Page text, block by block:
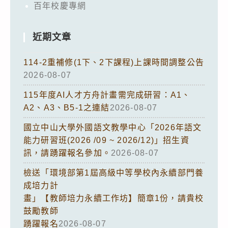
百年校慶專網
近期文章
114-2重補修(1下、2下課程)上課時間調整公告
2026-08-07
115年度AI人才方舟計畫需完成研習：A1、
A2、A3、B5-1之連結2026-08-07
國立中山大學外國語文教學中心「2026年語文
能力研習班(2026 /09 ~ 2026/12)」招生資
訊，請踴躍報名參加。 2026-08-07
檢送「環境部第1屆高級中等學校內永續部門養
成培力計
畫」【教師培力永續工作坊】簡章1份，請貴校
鼓勵教師
踴躍報名2026-08-07